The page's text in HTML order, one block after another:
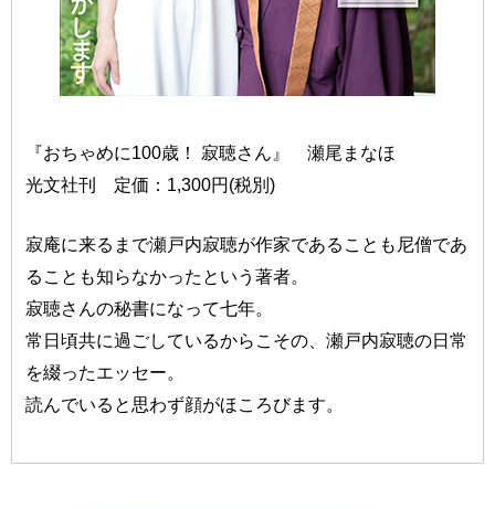
『おちゃめに100歳！ 寂聴さん』 瀬尾まなほ
光文社刊 定価：1,300円(税別)
寂庵に来るまで瀬戸内寂聴が作家であることも尼僧であ
ることも知らなかったという著者。
寂聴さんの秘書になって七年。
常日頃共に過ごしているからこその、瀬戸内寂聴の日常
を綴ったエッセー。
読んでいると思わず顔がほころびます。